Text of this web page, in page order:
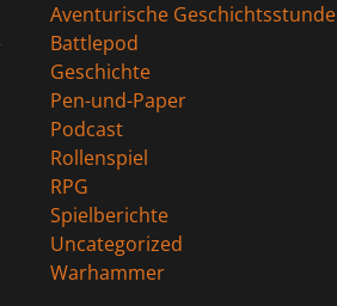
Aventurische Geschichtsstunde
Battlepod
Geschichte
Pen-und-Paper
Podcast
Rollenspiel
RPG
Spielberichte
Uncategorized
Warhammer